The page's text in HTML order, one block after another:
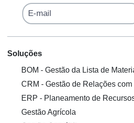
E-mail
Soluções
BOM - Gestão da Lista de
CRM - Gestão de Relações
ERP - Planeamento de
Gestão Agrícola